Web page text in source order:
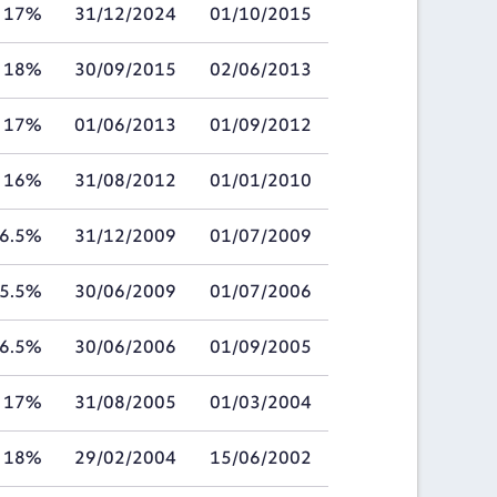
01/10/2015
31/12/2024
17%
02/06/2013
30/09/2015
18%
01/09/2012
01/06/2013
17%
01/01/2010
31/08/2012
16%
01/07/2009
31/12/2009
01/07/2006
30/06/2009
01/09/2005
30/06/2006
01/03/2004
31/08/2005
17%
15/06/2002
29/02/2004
18%